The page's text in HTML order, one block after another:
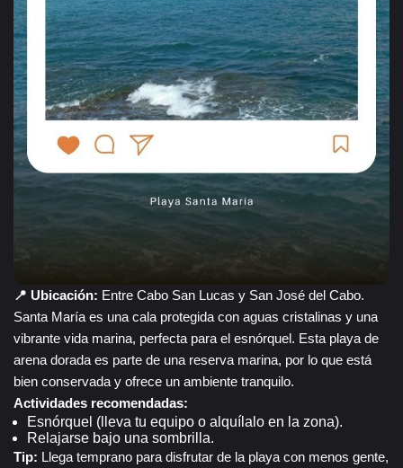
📍 Ubicación: Entre Cabo San Lucas y San José del Cabo.
Santa María es una cala protegida con aguas cristalinas y una
vibrante vida marina, perfecta para el esnórquel. Esta playa de
arena dorada es parte de una reserva marina, por lo que está
bien conservada y ofrece un ambiente tranquilo.
Actividades recomendadas:
Esnórquel (lleva tu equipo o alquílalo en la zona).
Relajarse bajo una sombrilla.
Tip: Llega temprano para disfrutar de la playa con menos gente,